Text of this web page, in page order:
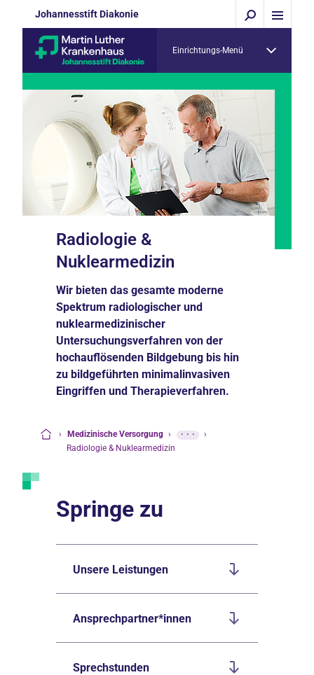
Johannesstift Diakonie
Einrichtungs-Menü
Radiologie &
Nuklearmedizin
Wir bieten das gesamte moderne
Spektrum radiologischer und
nuklearmedizinischer
Untersuchungsverfahren von der
hochauflösenden Bildgebung bis hin
zu bildgeführten minimalinvasiven
Eingriffen und Therapieverfahren.
› Medizinische Versorgung › ···
›
Radiologie & Nuklearmedizin
Springe zu
Unsere Leistungen
Ansprechpartner*innen
Sprechstunden